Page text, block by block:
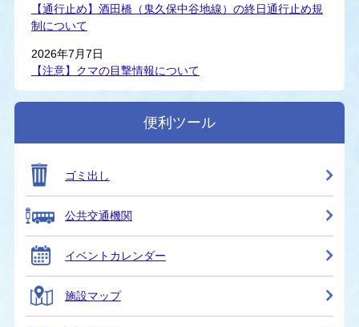
【通行止め】酒田橋（鬼久保中谷地線）の終日通行止め規
制について
2026年7月7日
【注意】クマの目撃情報について
便利ツール
ゴミ出し
公共交通機関
イベントカレンダー
施設マップ